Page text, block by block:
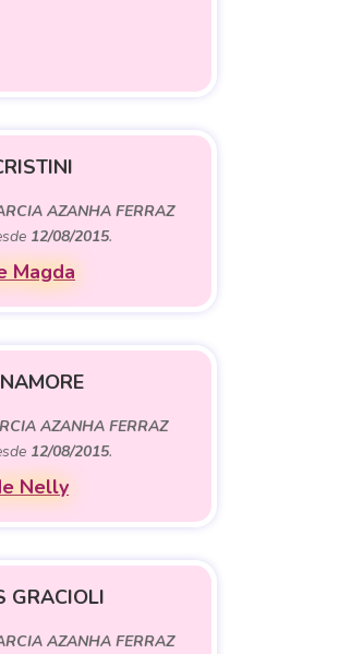
AZANHA FERRAZ
12/08/2015.
Magda
AZANHA FERRAZ
12/08/2015.
Nelly
GRACIOLI
AZANHA FERRAZ